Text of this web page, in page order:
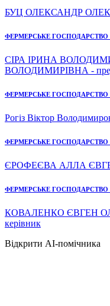
БУЦ ОЛЕКСАНДР
ФЕРМЕРСЬКЕ ГОСПОДАРСТВО
СІРА ІРИНА
ВОЛОДИМИРІВНА -
ФЕРМЕРСЬКЕ ГОСПОДАРСТВО
Рогіз Віктор
ФЕРМЕРСЬКЕ ГОСПОДАРСТВО
ЄРОФЕЄВА АЛЛА
ФЕРМЕРСЬКЕ
КОВАЛЕНКО ЄВГЕН
керівник
Відкрити AI-помічника